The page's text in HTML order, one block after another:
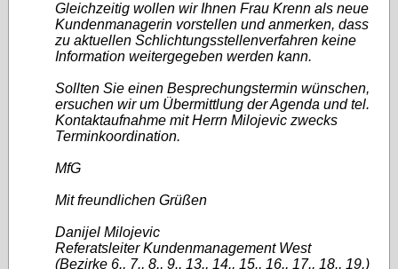
Gleichzeitig wollen wir Ihnen Frau Krenn als neue
Kundenmanagerin vorstellen und anmerken, dass
zu aktuellen Schlichtungsstellenverfahren keine
Information weitergegeben werden kann.
Sollten Sie einen Besprechungstermin wünschen,
ersuchen wir um Übermittlung der Agenda und tel.
Kontaktaufnahme mit Herrn Milojevic zwecks
Terminkoordination.
MfG
Mit freundlichen Grüßen
Danijel Milojevic
Referatsleiter Kundenmanagement West
(Bezirke 6., 7., 8., 9., 13., 14., 15., 16., 17., 18., 19.)